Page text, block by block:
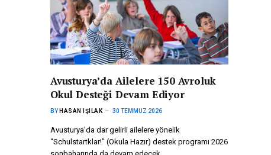
Avusturya’da Ailelere 150 Avroluk
Okul Desteği Devam Ediyor
BY HASAN IŞILAK 30 TEMMUZ 2026
Avusturya’da dar gelirli ailelere yönelik
“Schulstartklar!” (Okula Hazır) destek programı 2026